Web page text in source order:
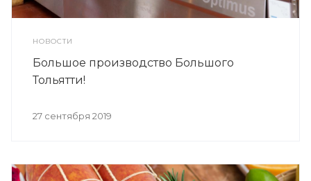
НОВОСТИ
Большое производство Большого
Тольятти!
27 сентября 2019